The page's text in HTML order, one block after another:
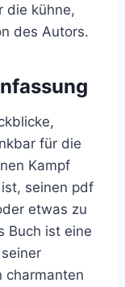
die kühne,
des Autors.
für die
Kampf
seinen pdf
etwas zu
Buch ist eine
charmanten